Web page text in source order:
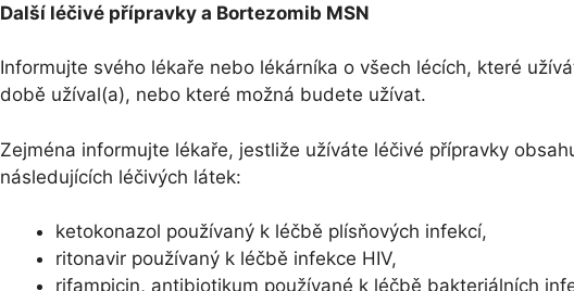
Další léčivé přípravky a Bortezomib MSN
Informujte svého lékaře nebo lékárníka o všech lécích, které
době užíval(a), nebo které možná budete užívat.
Zejména informujte lékaře, jestliže užíváte léčivé přípravky
následujících léčivých látek:
ketokonazol používaný k léčbě plísňových infekcí,
ritonavir používaný k léčbě infekce HIV,
rifampicin, antibiotikum používané k léčbě bakteriálních